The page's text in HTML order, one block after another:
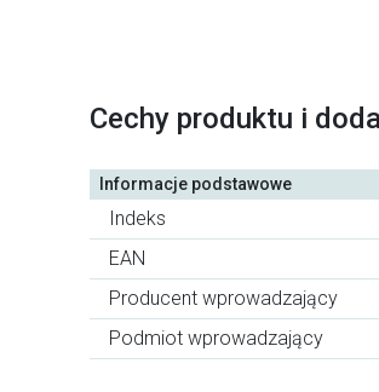
Cechy produktu i
Informacje podstawowe
Indeks
EAN
Producent wprowadzający
Podmiot wprowadzający